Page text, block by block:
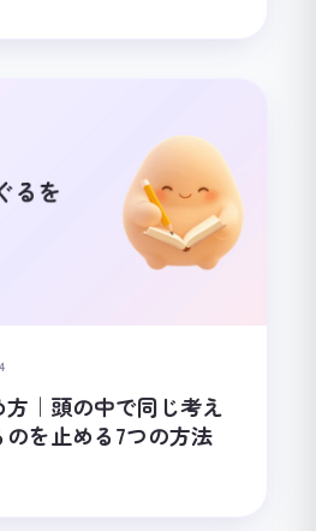
｜頭の中で同じ考え
を止める7つの方法